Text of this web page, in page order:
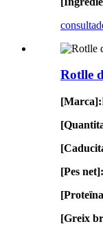
consulta
Rotlle
[Marca]:
[Pes net]:
[Greix